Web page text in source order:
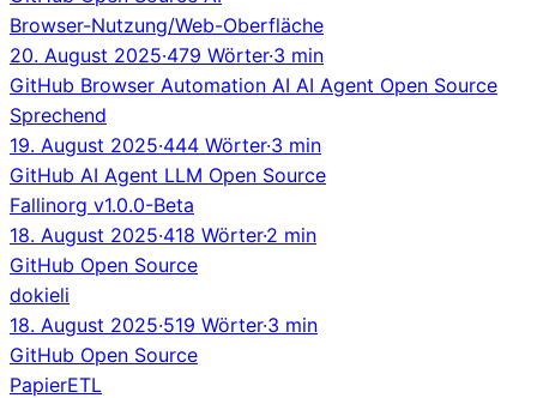
Browser-Nutzung/Web-Oberfläche
20. August 2025·479 Wörter·3 min
GitHub Browser Automation AI AI Agent Open Source
Sprechend
19. August 2025·444 Wörter·3 min
GitHub AI Agent LLM Open Source
Fallinorg v1.0.0-Beta
18. August 2025·418 Wörter·2 min
GitHub Open Source
dokieli
18. August 2025·519 Wörter·3 min
GitHub Open Source
PapierETL